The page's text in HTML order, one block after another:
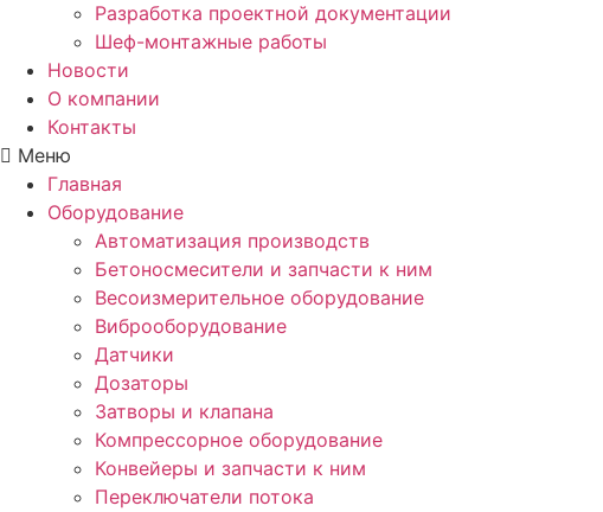
Разработка проектной документации
Шеф-монтажные работы
Новости
О компании
Контакты
Меню
Главная
Оборудование
Автоматизация производств
Бетоносмесители и запчасти к ним
Весоизмерительное оборудование
Виброоборудование
Датчики
Дозаторы
Затворы и клапана
Компрессорное оборудование
Конвейеры и запчасти к ним
Переключатели потока